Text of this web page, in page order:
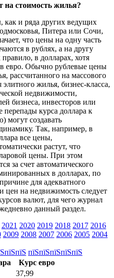
стоимость жилья?
и ряда других ведущих
Питера или Сочи,
что цены на одну часть
в рублях, а на другу
в долларах, хотя
евро. Обычно рублевые цены
рассчитанного на массового
жилья, бизнес-класса,
недвижимости,
бизнеса, инвесторов или
курса доллара к
могут создавать
Так, например, в
все цены,
растут, что
цены. При этом
за счет автоматического
в долларах, по
для адекватного
цен на недвижимость следует
валют, для чего журнал
данный раздел.
2021 2020 2019 2018 2017 2016
2009 2008 2007 2006 2005 2004
пїЅпїЅпїЅпїЅпїЅ
Курс евро
37,99